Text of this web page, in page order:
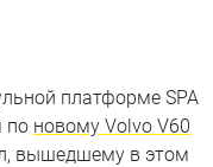
платформе SPA
по новому Volvo V60
вышедшему в этом